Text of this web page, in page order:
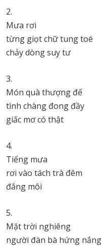
2.
Mưa rơi
từng giọt chữ tung toé
chảy dòng suy tư
3.
Món quà thượng đế
tình chàng đong đầy
giấc mơ có thật
4.
Tiếng mưa
rơi vào tách trà đêm
đắng môi
5.
Mặt trời nghiêng
người đàn bà hứng nắng